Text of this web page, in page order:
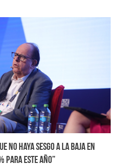
no haya sesgo a la baja en
para este año”